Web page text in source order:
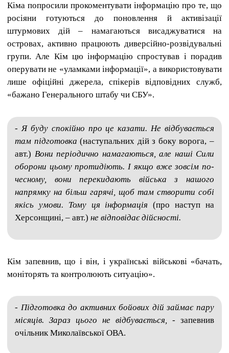
Кіма попросили прокоментувати інформацію про те, що
росіяни готуються до поновлення й активізації
штурмових дій – намагаються висаджуватися на
островах, активно працюють диверсійно-розвідувальні
групи. Але Кім цю інформацію спростував і порадив
оперувати не «уламками інформації», а використовувати
лише офіційні джерела, спікерів відповідних служб,
«бажано Генерального штабу чи СБУ».
- Я буду спокійно про це казати. Не відбувається
там підготовка(наступальних дій з боку ворога, –
авт.) Вони періодично намагаються, але наші Сили
оборони цьому протидіють. І якщо вже зовсім по-
чесному, вони перекидають війська з нашого
напрямку на більш гарячі, щоб там створити собі
якісь умови. Тому ця інформація(про наступ на
Херсонщині, – авт.) не відповідає дійсності.
Кім запевнив, що і він, і українські військові «бачать,
моніторять та контролюють ситуацію».
- Підготовка до активних бойових дій займає пару
місяців. Зараз цього не відбувається, - запевнив
очільник Миколаївської ОВА.